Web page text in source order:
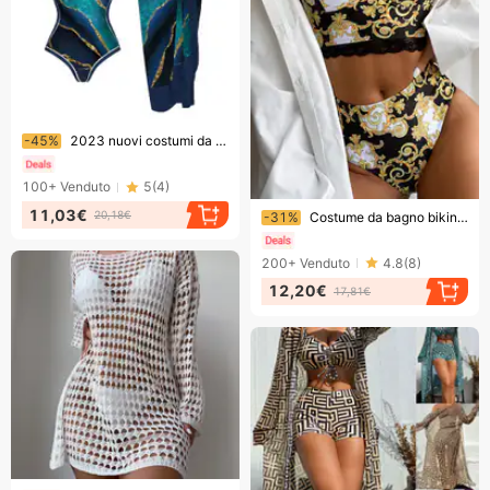
Finendo presto!
-45% 2023 nuovi costumi da bagno conservatori monopezzo costumi da bagno primaverili set copricostume in chiffon da donna
100+ Venduto 5(4)
11,03€ 20,18€ Finendo presto!
-31% Costume da bagno bikini diviso da donna con cinturino in pizzo
200+ Venduto 4.8(8)
12,20€ 17,81€